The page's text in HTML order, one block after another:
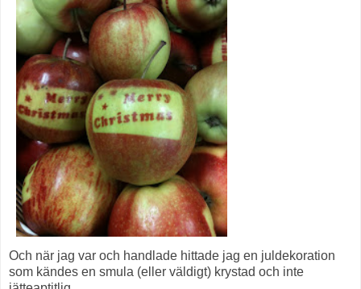
Och när jag var och handlade hittade jag en juldekoration
som kändes en smula (eller väldigt) krystad och inte